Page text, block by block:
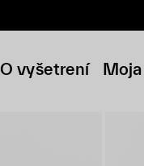
O vyšetrení